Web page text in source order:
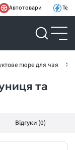
Автотовари
пюре для чая
та
Відгуки (0)